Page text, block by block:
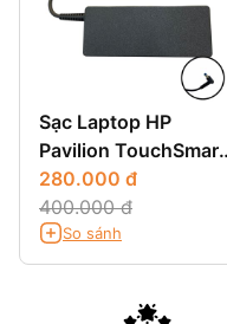
Sạc Laptop HP
Pavilion TouchSmart
14-B151tu Sleekbook
280.000 đ
400.000 đ
So sánh